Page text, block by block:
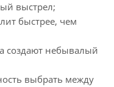
выстрел;
быстрее, чем
создают небывалый
выбрать между